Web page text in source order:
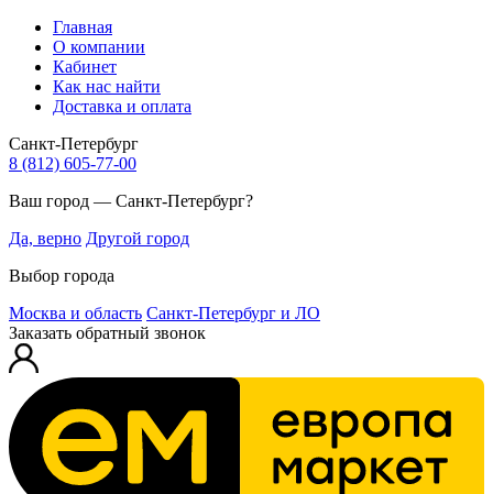
Главная
О компании
Кабинет
Как нас найти
Доставка и оплата
Санкт-Петербург
8 (812) 605-77-00
Ваш город — Санкт-Петербург?
Да, верно Другой город
Выбор города
Москва и область Санкт-Петербург и ЛО
Заказать обратный звонок